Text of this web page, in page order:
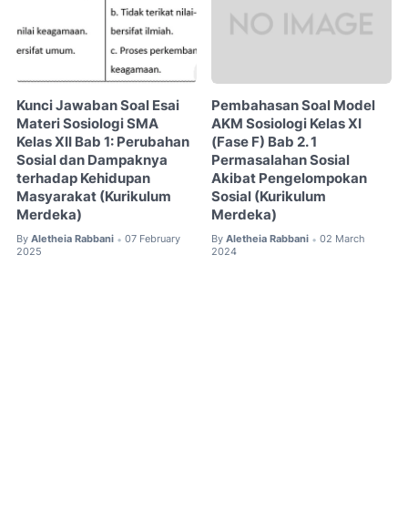
Kunci Jawaban Soal Esai
Materi Sosiologi SMA
Kelas XII Bab 1: Perubahan
Sosial dan Dampaknya
terhadap Kehidupan
Masyarakat (Kurikulum
Merdeka)
By Aletheia Rabbani • 07 February
2025
Pembahasan Soal Model
AKM Sosiologi Kelas XI
(Fase F) Bab 2. 1
Permasalahan Sosial
Akibat Pengelompokan
Sosial (Kurikulum
Merdeka)
By Aletheia Rabbani • 02 March
2024